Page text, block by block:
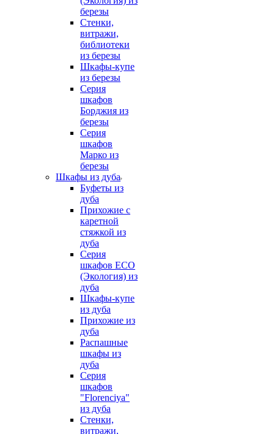
березы
Стенки,
витражи,
библиотеки
из березы
Шкафы-купе
из березы
Серия
шкафов
Борджия из
березы
Серия
шкафов
Марко из
березы
Шкафы из дуба
Буфеты из
дуба
Прихожие с
каретной
стяжкой из
дуба
Серия
шкафов ECO
(Экология) из
дуба
Шкафы-купе
из дуба
Прихожие из
дуба
Распашные
шкафы из
дуба
Серия
шкафов
"Florenciya"
из дуба
Стенки,
витражи,